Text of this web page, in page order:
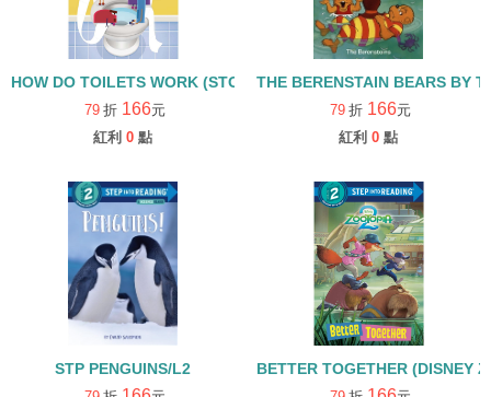
HOW DO TOILETS WORK (STORYBOTS)/STEP INTO READING/L2
79 折 166元
紅利 0 點
THE BERENSTAIN BEARS BY
79 折 166元
紅利 0 點
STP PENGUINS/L2 BETTER TOGETHER (DISNEY